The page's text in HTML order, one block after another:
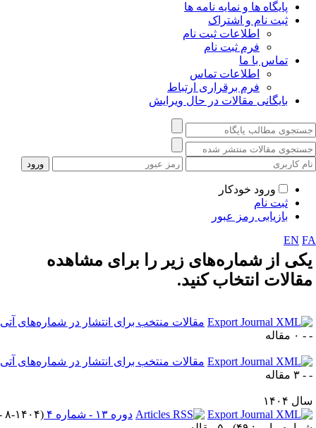
پایگاه ها و نمایه نامه ها
ثبت نام و اشتراک
اطلاعات ثبت نام
فرم ثبت نام
تماس با ما
اطلاعات تماس
فرم برقراری ارتباط
بایگانی مقالات در حال ویرایش
ورود خودکار
ثبت نام
بازیابی رمز عبور
EN
از شماره‌های زیر را برای مشاهده
انتخاب کنید.
مقالات منتخب برای انتشار در شماره‌های آتی
مقالات منتخب برای انتشار در شماره‌های آتی
۱۴۰۴
دوره ۱۳ - شماره ۴
(
۸-۱۴۰۴ -